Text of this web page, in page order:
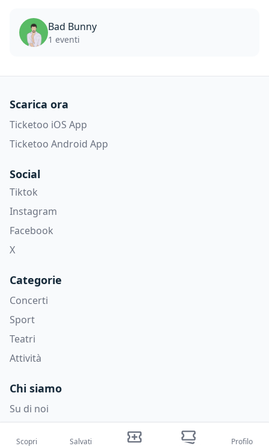
Bad Bunny
1 eventi
Scarica ora
Ticketoo iOS App
Ticketoo Android App
Social
Tiktok
Instagram
Facebook
X
Categorie
Concerti
Sport
Teatri
Attività
Chi siamo
Su di noi
Scopri
Salvati
Profilo